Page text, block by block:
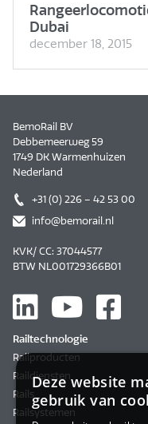
Dubai
december 18, 2015
BemoRail BV
Debbemeerweg 59
1749 DK Warmenhuizen
Nederland
+31 (0) 226 – 42 53 00
info@bemorail.nl
KVK/ CC: 37044577
BTW NL001729366B01
Railtechnologie
Railproducten
Raildiensten
Rails
Railsystemen
Deze website
gebruik van